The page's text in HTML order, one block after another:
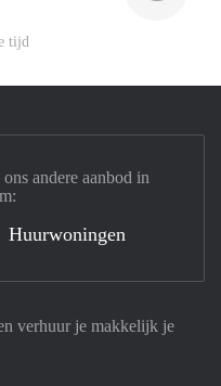
tijd
verhuur je makkelijk je
andere aanbod in
Huurwoningen